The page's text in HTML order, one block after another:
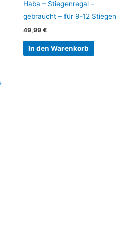
Haba – Stiegenregal –
gebraucht – für 9-12 Stiegen
49,99 €
In den Warenkorb